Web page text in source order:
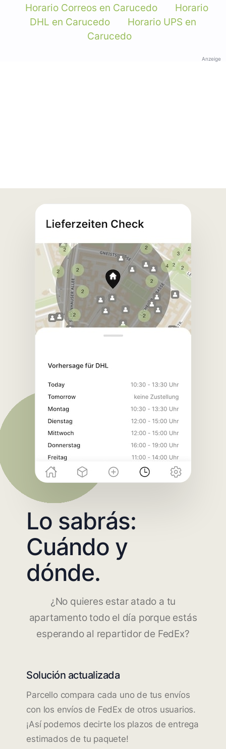
Horario Correos en Carucedo
Horario
DHL en Carucedo
Horario UPS en
Carucedo
Anzeige
Lo sabrás:
Cuándo y
dónde.
¿No quieres estar atado a tu
apartamento todo el día porque estás
esperando al repartidor de FedEx?
Solución actualizada
Parcello compara cada uno de tus envíos
con los envíos de FedEx de otros usuarios.
¡Así podemos decirte los plazos de entrega
estimados de tu paquete!